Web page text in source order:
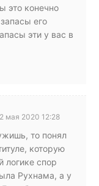
это конечно
его
эти у вас в
мая 2020 12:28
то понял
которую
логике спор
Рухнама, а у